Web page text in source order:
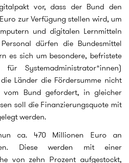
vor, dass der Bund den
zur Verfügung stellen wird, um
und digitalen Lernmitteln
dürfen die Bundesmittel
es sich um besondere, befristete
Systemadministrator*innen)
Länder die Fördersumme nicht
vom Bund gefordert, in gleicher
soll die Finanzierungsquote mit
werden.
ca. 470 Millionen Euro an
Diese werden mit einer
von zehn Prozent aufgestockt,